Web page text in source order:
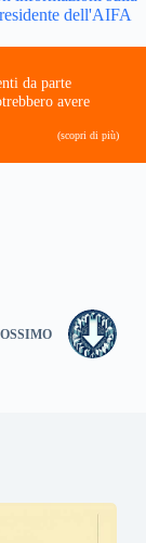
dell'AIFA
da parte
avere
(scopri di più)